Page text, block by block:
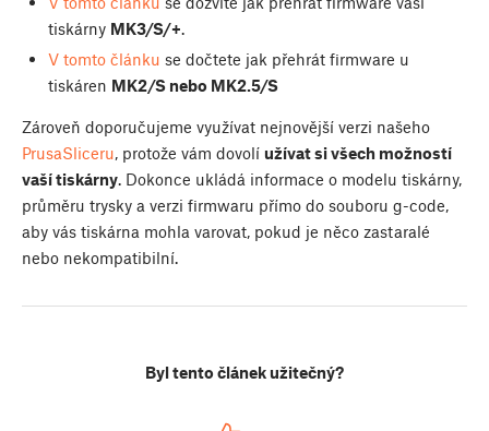
tiskárny MK3/S/+.
V tomto článku se dočtete jak přehrát firmware u
tiskáren MK2/S nebo MK2.5/S
Zároveň doporučujeme využívat nejnovější verzi našeho
PrusaSliceru, protože vám dovolí užívat si všech možností
vaší tiskárny. Dokonce ukládá informace o modelu tiskárny,
průměru trysky a verzi firmwaru přímo do souboru g-code,
aby vás tiskárna mohla varovat, pokud je něco zastaralé
nebo nekompatibilní.
Byl tento článek užitečný?